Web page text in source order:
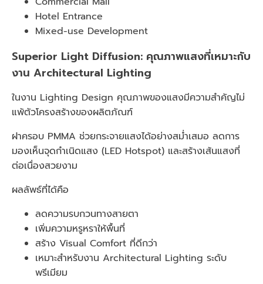
Hotel Entrance
Mixed-use Development
Superior Light Diffusion: คุณภาพแสงที่เหมาะกับ
งาน Architectural Lighting
ในงาน Lighting Design คุณภาพของแสงมีความสำคัญไม่
แพ้ตัวโครงสร้างของผลิตภัณฑ์
ฝาครอบ PMMA ช่วยกระจายแสงได้อย่างสม่ำเสมอ ลดการ
มองเห็นจุดกำเนิดแสง (LED Hotspot) และสร้างเส้นแสงที่
ต่อเนื่องสวยงาม
ผลลัพธ์ที่ได้คือ
ลดความรบกวนทางสายตา
เพิ่มความหรูหราให้พื้นที่
สร้าง Visual Comfort ที่ดีกว่า
เหมาะสำหรับงาน Architectural Lighting ระดับ
พรีเมียม